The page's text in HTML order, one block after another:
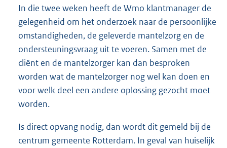
In die twee weken heeft de Wmo klantmanager de
gelegenheid om het onderzoek naar de persoonlijke
omstandigheden, de geleverde mantelzorg en de
ondersteuningsvraag uit te voeren. Samen met de
cliënt en de mantelzorger kan dan besproken
worden wat de mantelzorger nog wel kan doen en
voor welk deel een andere oplossing gezocht moet
worden.
Is direct opvang nodig, dan wordt dit gemeld bij de
centrum gemeente Rotterdam. In geval van huiselijk